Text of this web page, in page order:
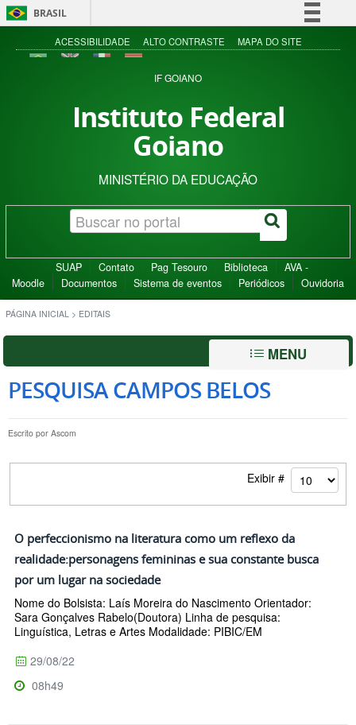
BRASIL
Simplifique!
Acesso à informação
ACESSIBILIDADE ALTO CONTRASTE MAPA DO SITE
IF GOIANO
Instituto Federal
Goiano
MINISTÉRIO DA EDUCAÇÃO
SUAP Contato Pag Tesouro Biblioteca
AVA -
Moodle
Documentos Sistema de eventos Periódicos Ouvidoria
PÁGINA INICIAL > EDITAIS
MENU
PESQUISA CAMPOS BELOS
Escrito por Ascom
Exibir #
O perfeccionismo na literatura como um reflexo da
realidade:personagens femininas e sua constante busca
por um lugar na sociedade
Nome do Bolsista: Laís Moreira do Nascimento Orientador:
Sara Gonçalves Rabelo(Doutora) Linha de pesquisa:
Linguística, Letras e Artes Modalidade: PIBIC/EM
29/08/22
08h49